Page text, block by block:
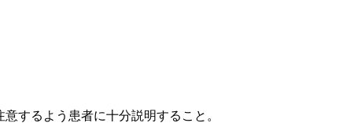
するよう患者に十分説明すること。